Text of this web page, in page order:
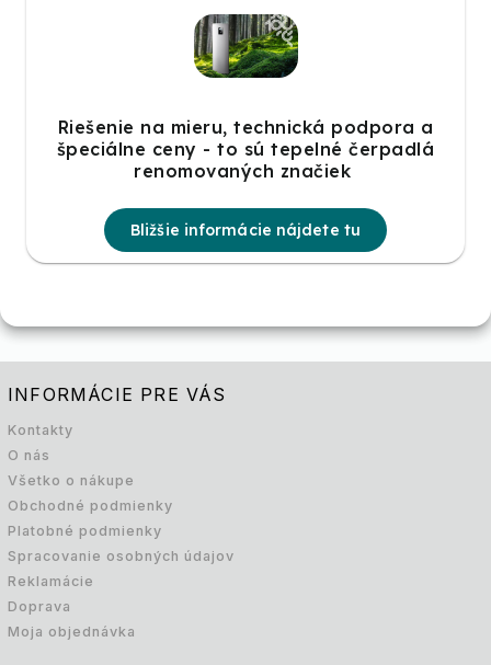
Riešenie na mieru, technická podpora a
špeciálne ceny - to sú tepelné čerpadlá
renomovaných značiek
Bližšie informácie nájdete tu
INFORMÁCIE PRE VÁS
Kontakty
O nás
Všetko o nákupe
Obchodné podmienky
Platobné podmienky
Spracovanie osobných údajov
Reklamácie
Doprava
Moja objednávka